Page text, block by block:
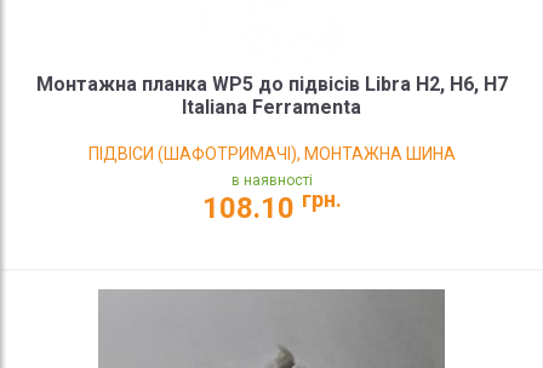
Монтажна планка WP5 до підвісів Libra H2, H6, H7
Italiana Ferramenta
ПІДВІСИ (ШАФОТРИМАЧІ), МОНТАЖНА ШИНА
в наявності
108.10 грн.